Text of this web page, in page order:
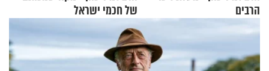
הרבים
של חכמי ישראל